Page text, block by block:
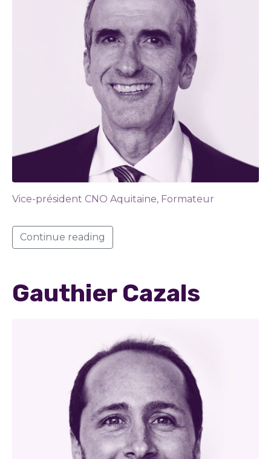
Vice-président CNO Aquitaine, Formateur
Continue reading
Gauthier Cazals